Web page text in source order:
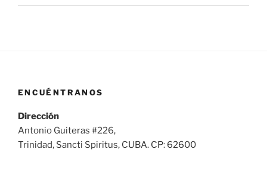
ENCUÉNTRANOS
Dirección
Antonio Guiteras #226,
Trinidad, Sancti Spiritus, CUBA. CP: 62600